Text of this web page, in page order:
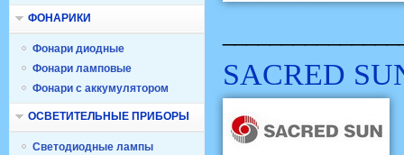
ФОНАРИКИ
Фонари диодные
Фонари ламповые
Фонари с аккумулятором
ОСВЕТИТЕЛЬНЫЕ ПРИБОРЫ
Светодиодные лампы
SACRED